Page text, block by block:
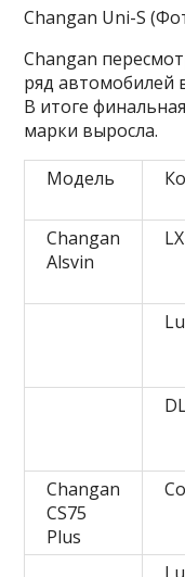
Changan Uni-S
Changan
ряд автомобилей
В итоге
марки выросла.
Модель
Changan
Alsvin
LX
Changan
CS75
Plus